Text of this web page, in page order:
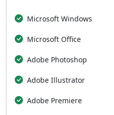
Microsoft Windows
Microsoft Office
Adobe Photoshop
Adobe Illustrator
Adobe Premiere